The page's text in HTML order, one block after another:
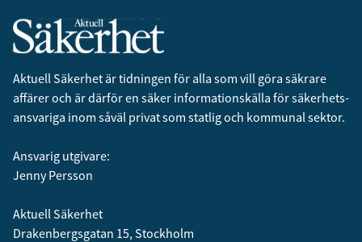
Aktuell Säkerhet är tidningen för alla som vill göra säkrare
affärer och är därför en säker informationskälla för säkerhets­
ansvariga inom såväl privat som statlig och kommunal sektor.
Ansvarig utgivare:
Jenny Persson
Aktuell Säkerhet
Drakenbergsgatan 15, Stockholm